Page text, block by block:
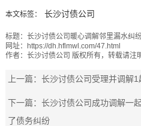
本文标签： 长沙讨债公司
标题： 长沙讨债公司暖心调解邻里漏水纠
网址： https://dh.hflmwl.com/47.html
作者： 长沙讨债公司 版权所有，转载请注
上一篇：长沙讨债公司受理并调解
下一篇：长沙讨债公司成功调解一
了债务纠纷